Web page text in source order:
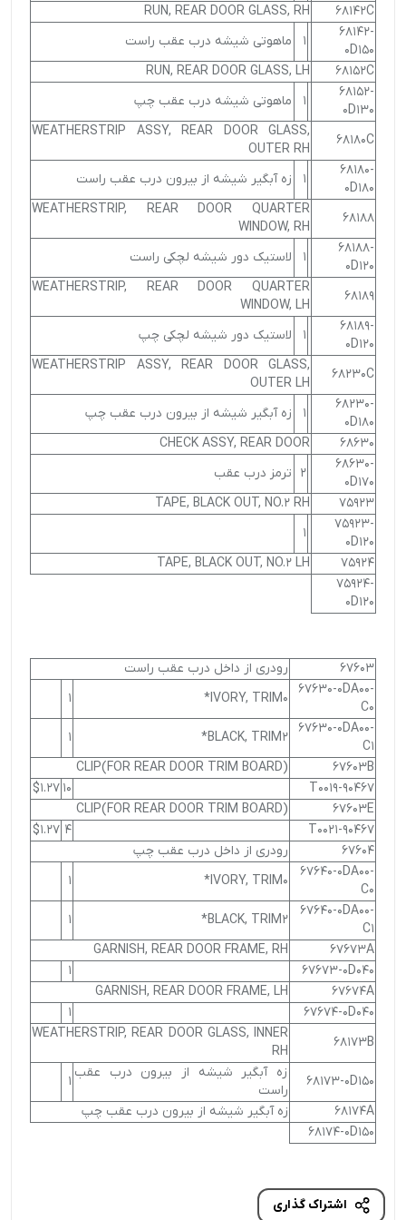
68142C
RUN, REAR DOOR GLASS, RH
68142-
0D150
1
ماهوتی شیشه درب عقب راست
68152C
RUN, REAR DOOR GLASS, LH
68152-
0D130
1 ماهوتی شیشه درب عقب چپ
68180C
WEATHERSTRIP ASSY, REAR DOOR GLASS,
OUTER RH
68180-
0D180
1 زه آبگیر شیشه از بیرون درب عقب راست
68188
WEATHERSTRIP, REAR DOOR QUARTER
WINDOW, RH
68188-
0D120
1 لاستیک دور شیشه لچکی راست
68189
WEATHERSTRIP, REAR DOOR QUARTER
WINDOW, LH
68189-
0D120
1 لاستیک دور شیشه لچکی چپ
68230C
WEATHERSTRIP ASSY, REAR DOOR GLASS,
OUTER LH
68230-
0D180
1
زه آبگیر شیشه از بیرون درب عقب چپ
68630
CHECK ASSY, REAR DOOR
68630-
0D170
2 ترمز درب عقب
75923
TAPE, BLACK OUT, NO.2 RH
75923-
0D120
1
75924
TAPE, BLACK OUT, NO.2 LH
75924-
0D120
67603
رودری از داخل درب عقب راست
67630-0DA00-
C0
IVORY, TRIM0*
1
67630-0DA00-
C1
BLACK, TRIM2*
1
67603B
CLIP(FOR REAR DOOR TRIM BOARD)
90467-T0019
10
$1.27
67603E
CLIP(FOR REAR DOOR TRIM BOARD)
90467-T0021
4
$1.27
67604
رودری از داخل درب عقب چپ
67640-0DA00-
C0
IVORY, TRIM0*
1
67640-0DA00-
C1
BLACK, TRIM2*
1
67673A
GARNISH, REAR DOOR FRAME, RH
67673-0D040
1
67674A
GARNISH, REAR DOOR FRAME, LH
67674-0D040
1
68173B
WEATHERSTRIP, REAR DOOR GLASS, INNER
RH
68173-0D150
زه آبگیر شیشه از بیرون درب عقب
راست
1
68174A
زه آبگیر شیشه از بیرون درب عقب چپ
68174-0D150
اشتراک گذاری